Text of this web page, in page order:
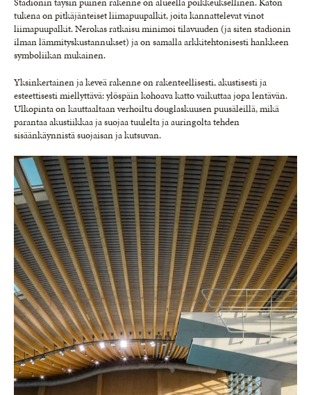
tukena on pitkäjänteiset liimapuupalkit, joita kannattelevat vinot
liimapuupalkit. Nerokas ratkaisu minimoi tilavuuden (ja siten stadionin
ilman lämmityskustannukset) ja on samalla arkkitehtonisesti hankkeen
symboliikan mukainen.
Yksinkertainen ja keveä rakenne on rakenteellisesti, akustisesti ja
esteettisesti miellyttävä: ylöspäin kohoava katto vaikuttaa jopa lentävän.
Ulkopinta on kauttaaltaan verhoiltu douglaskuusen puusäleillä, mikä
parantaa akustiikkaa ja suojaa tuulelta ja auringolta tehden
sisäänkäynnistä suojaisan ja kutsuvan.